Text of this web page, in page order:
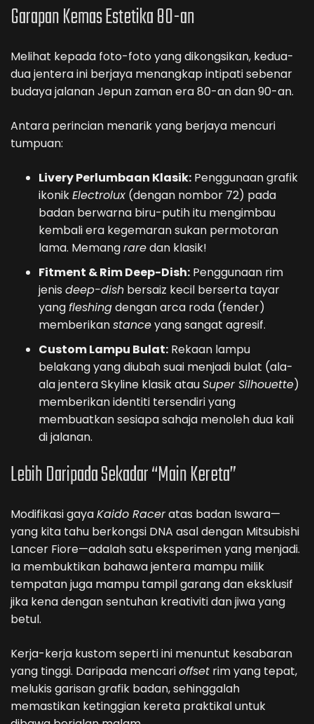
Garapan Kemas Estetika 80-an
Melihat kepada foto-foto yang dikongsikan, kedua-
dua jentera ini berjaya menangkap intipati sebenar
budaya jalanan Jepun zaman era 80-an dan 90-an.
Antara perincian menarik yang berjaya mencuri
tumpuan:
Livery Perlumbaan Klasik: Penggunaan grafik
ikonikElectrolux (dengan nombor 72) pada
badan berwarna biru-putih itu mengimbau
kembali era kegemaran sukan permotoran
lama. Memangraredan klasik!
Fitment & Rim Deep-Dish: Penggunaan rim
jenis deep-dish bersaiz kecil berserta tayar
yangfleshingdengan arca roda (fender)
memberikanstanceyang sangat agresif.
Custom Lampu Bulat: Rekaan lampu
belakang yang diubah suai menjadi bulat (ala-
ala jentera Skyline klasik atauSuper Silhouette)
memberikan identiti tersendiri yang
membuatkan sesiapa sahaja menoleh dua kali
di jalanan.
Lebih Daripada Sekadar “Main Kereta”
Modifikasi gayaKaido Raceratas badan Iswara—
yang kita tahu berkongsi DNA asal dengan Mitsubishi
Lancer Fiore—adalah satu eksperimen yang menjadi.
Ia membuktikan bahawa jentera mampu milik
tempatan juga mampu tampil garang dan eksklusif
jika kena dengan sentuhan kreativiti dan jiwa yang
betul.
Kerja-kerja kustom seperti ini menuntut kesabaran
yang tinggi. Daripada mencarioffset rim yang tepat,
melukis garisan grafik badan, sehinggalah
memastikan ketinggian kereta praktikal untuk